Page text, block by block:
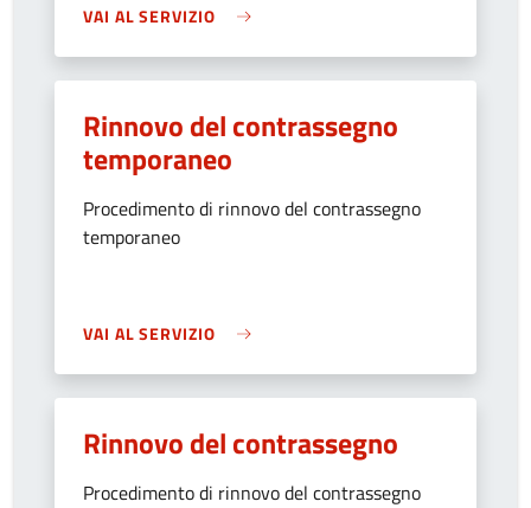
VAI AL SERVIZIO
Rinnovo del contrassegno
temporaneo
Procedimento di rinnovo del contrassegno
temporaneo
VAI AL SERVIZIO
Rinnovo del contrassegno
Procedimento di rinnovo del contrassegno